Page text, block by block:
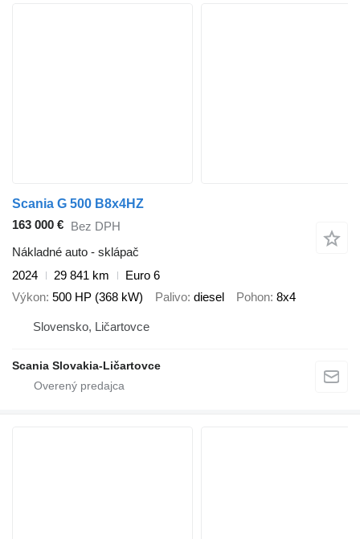
Scania G 500 B8x4HZ
163 000 € Bez DPH
Nákladné auto - sklápač
2024
29 841 km
Euro 6
Výkon 500 HP (368 kW) Palivo diesel Pohon 8x4
Slovensko, Ličartovce
Scania Slovakia-Ličartovce